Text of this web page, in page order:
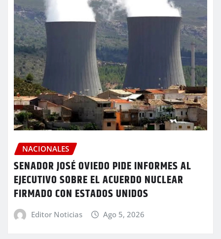
NACIONALES
SENADOR JOSÉ OVIEDO PIDE INFORMES AL
EJECUTIVO SOBRE EL ACUERDO NUCLEAR
FIRMADO CON ESTADOS UNIDOS
Editor Noticias Ago 5, 2026